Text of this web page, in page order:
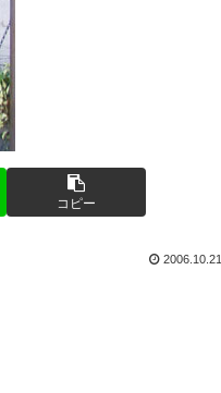
コピー
2006.10.21